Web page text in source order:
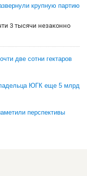
крупную партию
3 тысячи незаконно
две сотни гектаров
ЮГК еще 5 млрд
перспективы